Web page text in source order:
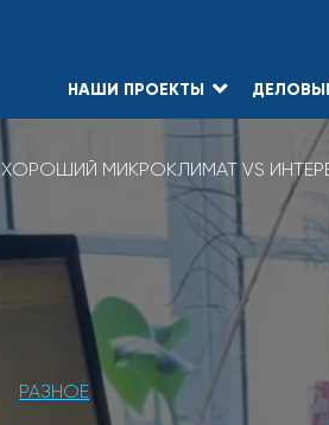
НАШИ ПРОЕКТЫ
ХОРОШИЙ МИКРОКЛИМАТ VS
РАЗНОЕ